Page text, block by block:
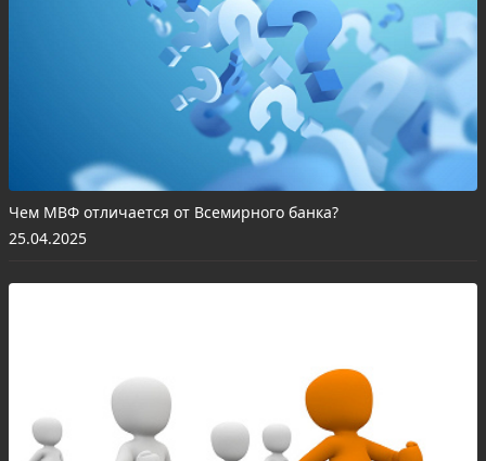
Чем МВФ отличается от Всемирного банка?
25.04.2025